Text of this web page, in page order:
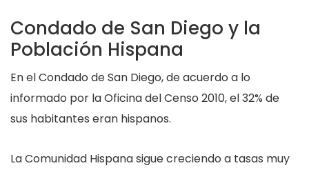
Condado de San Diego y la
Población Hispana
En el Condado de San Diego, de acuerdo a lo
informado por la Oficina del Censo 2010, el 32% de
sus habitantes eran hispanos.
La Comunidad Hispana sigue creciendo a tasas muy